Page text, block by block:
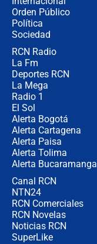
Orden Público
Política
Sociedad
RCN Radio
La Fm
Deportes RCN
La Mega
Radio 1
El Sol
Alerta Bogotá
Alerta Cartagena
Alerta Paisa
Alerta Tolima
Alerta Bucaramanga
Canal RCN
NTN24
RCN Comerciales
RCN Novelas
Noticias RCN
SuperLike